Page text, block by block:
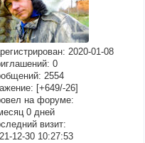
: 2020-01-08
0
2554
[+649/-26]
на форуме:
0 дней
визит:
12-30 10:27:53